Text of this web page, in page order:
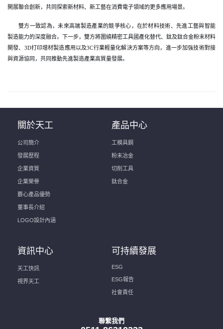
開展聯合創新，共同探索新材料、新工藝在消費電子領域的更多應用場景。
雙方一致認為，未來高端製造產業的競爭核心，在於材料技術、先進工藝與智能
製造能力的深度融合。下一步，雙方將圍繞精密工具國產化替代、鈦及鈦合金粉末材料
開發、3D打印增材製造應用以及3C行業輕量化解決方案等方向，進一步加強技術對接
與資源協同，共同推動先進製造產業高質量發展。
關於天工
公司簡介
發展歷程
企業資質
企業榮譽
覈心產品優勢
董事長介紹
LOGO設計內涵
產品中心
工模具鋼
粉末冶金
切削工具
鈦合金
資訊中心
天工快訊
視界天工
可持續發展
ESG
ESG報告
社會責任
聯繫我們